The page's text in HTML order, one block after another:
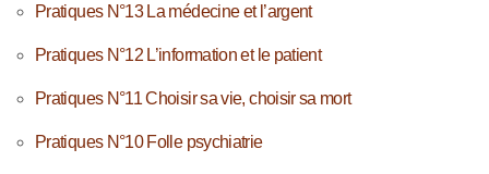
Pratiques N°13 La médecine et l’argent
Pratiques N°12 L’information et le patient
Pratiques N°11 Choisir sa vie, choisir sa mort
Pratiques N°10 Folle psychiatrie